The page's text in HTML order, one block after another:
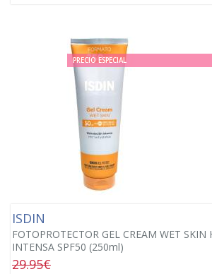
PRECIO ESPECIAL
ISDIN
FOTOPROTECTOR GEL CREAM WET SKIN
INTENSA SPF50 (250ml)
29.95€